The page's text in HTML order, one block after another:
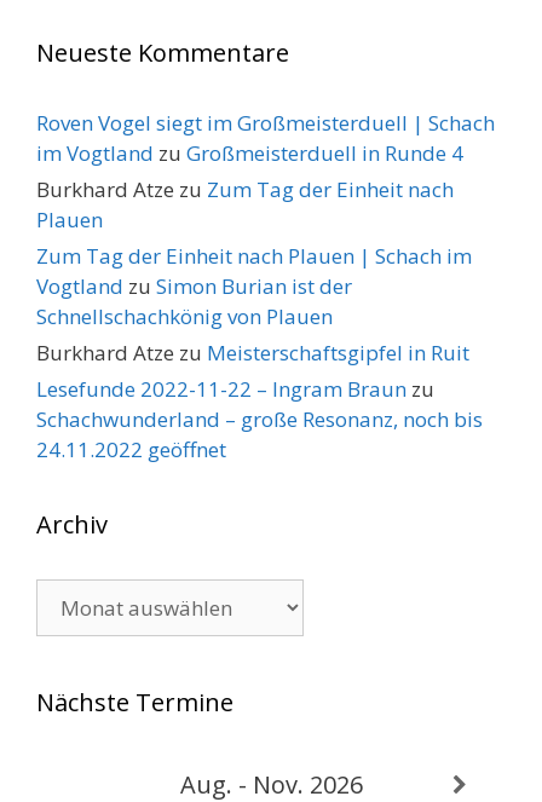
Neueste Kommentare
Roven Vogel siegt im Großmeisterduell | Schach
im Vogtland zu Großmeisterduell in Runde 4
Burkhard Atze zu Zum Tag der Einheit nach
Plauen
Zum Tag der Einheit nach Plauen | Schach im
Vogtland zu Simon Burian ist der
Schnellschachkönig von Plauen
Burkhard Atze zu Meisterschaftsgipfel in Ruit
Lesefunde 2022-11-22 – Ingram Braun zu
Schachwunderland – große Resonanz, noch bis
24.11.2022 geöffnet
Archiv
Nächste Termine
Aug. - Nov. 2026